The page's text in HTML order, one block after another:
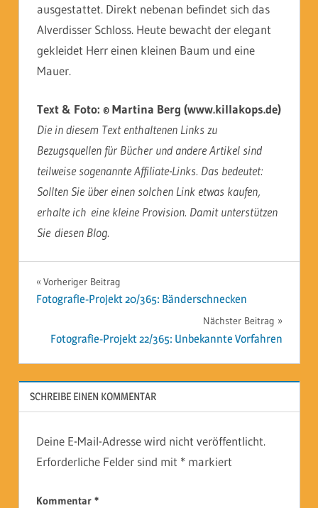
ausgestattet. Direkt nebenan befindet sich das
Alverdisser Schloss. Heute bewacht der elegant
gekleidet Herr einen kleinen Baum und eine
Mauer.
Text & Foto: © Martina Berg (www.killakops.de)
Die in diesem Text enthaltenen Links zu
Bezugsquellen für Bücher und andere Artikel sind
teilweise sogenannte Affiliate-Links. Das bedeutet:
Sollten Sie über einen solchen Link etwas kaufen,
erhalte ich eine kleine Provision. Damit unterstützen
Sie diesen Blog.
Beitragsnavigation
Vorheriger Beitrag
Fotografie-Projekt 20/365: Bänderschnecken
Nächster Beitrag
Fotografie-Projekt 22/365: Unbekannte Vorfahren
SCHREIBE EINEN KOMMENTAR
Deine E-Mail-Adresse wird nicht veröffentlicht.
Erforderliche Felder sind mit *markiert
Kommentar *